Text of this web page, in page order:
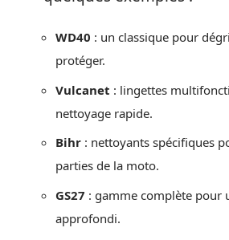
WD40 : un classique pour
protéger.
Vulcanet : lingettes
nettoyage rapide.
Bihr : nettoyants spécifiques
parties de la moto.
GS27 : gamme complète pour
approfondi.